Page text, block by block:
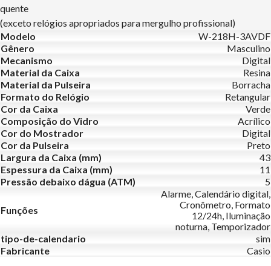
quente
(exceto relógios apropriados para mergulho profissional)
Modelo
W-218H-3AVDF
Gênero
Masculino
Mecanismo
Digital
Material da Caixa
Resina
Material da Pulseira
Borracha
Formato do Relógio
Retangular
Cor da Caixa
Verde
Composição do Vidro
Acrílico
Cor do Mostrador
Digital
Cor da Pulseira
Preto
Largura da Caixa (mm)
43
Espessura da Caixa (mm)
11
Pressão debaixo dágua (ATM)
5
Funções
Alarme, Calendário digital,
Cronômetro, Formato
12/24h, Iluminação
noturna, Temporizador
tipo-de-calendario
sim
Fabricante
Casio